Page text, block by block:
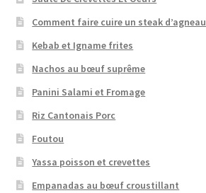
Comment faire cuire un steak d’agneau
Kebab et Igname frites
Nachos au bœuf suprême
Panini Salami et Fromage
Riz Cantonais Porc
Foutou
Yassa poisson et crevettes
Empanadas au bœuf croustillant